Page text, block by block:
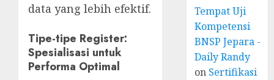
data yang lebih efektif.
Tipe-tipe Register:
Spesialisasi untuk
Performa Optimal
Tempat Uji
Kompetensi
BNSP Jepara -
Daily Randy
on Sertifikasi